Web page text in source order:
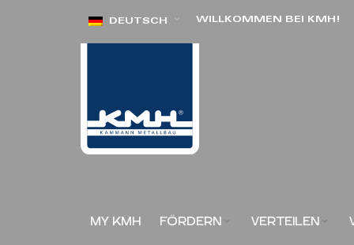
Direkt DEUTSCH WILLKOMMEN BEI KMH!
MY KMH FÖRDERN VERTEILEN